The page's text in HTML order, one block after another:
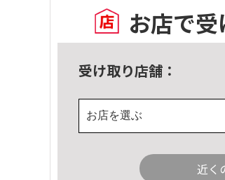
お店で
受け取り店舗：
お店を選ぶ
近く